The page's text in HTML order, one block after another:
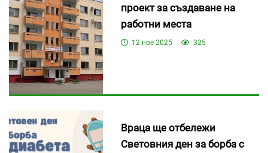
проект за създаване на
работни места
12 ное 2025 325
Враца ще отбележи
Световния ден за борба с